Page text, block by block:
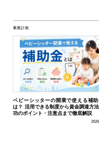
事業計画
ベビーシッターの開業で使える補助
は？ 活用できる制度から資金調達方
功のポイント・注意点まで徹底解説